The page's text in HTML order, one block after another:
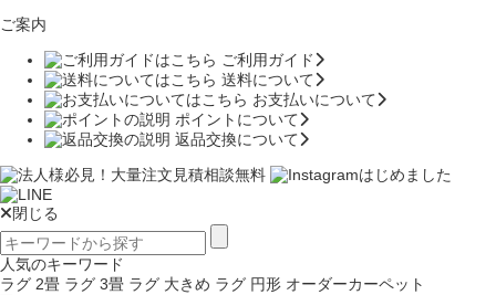
ご案内
ご利用ガイド
送料について
お支払いについて
ポイントについて
返品交換について
閉じる
人気のキーワード
ラグ 2畳 ラグ 3畳 ラグ 大きめ ラグ 円形 オーダーカーペット